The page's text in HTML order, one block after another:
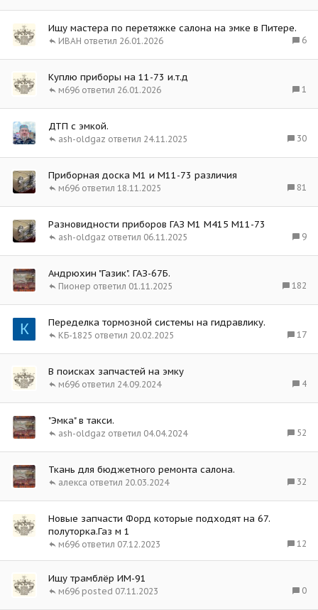
Ищу мастера по перетяжке салона на эмке в Питере.
6
26.01.2026
ИВАН
Куплю приборы на 11-73 и.т.д
1
26.01.2026
м696
ДТП с эмкой.
30
24.11.2025
ash-oldgaz
Приборная доска М1 и М11-73 различия
81
18.11.2025
м696
Разновидности приборов ГАЗ М1 М415 М11-73
9
06.11.2025
ash-oldgaz
Андрюхин "Газик". ГАЗ-67Б.
182
01.11.2025
Пионер
К Переделка тормозной системы на гидравлику.
17
20.02.2025
КБ-1825
В поисках запчастей на эмку
4
24.09.2024
м696
"Эмка" в такси.
52
04.04.2024
ash-oldgaz
Ткань для бюджетного ремонта салона.
32
20.03.2024
алекса
Новые запчасти Форд которые подходят на 67.
полуторка.Газ м 1
12
07.12.2023
м696
Ищу трамблёр ИМ-91
0
07.11.2023
м696